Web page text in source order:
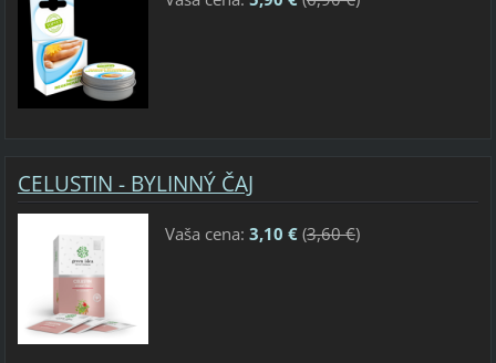
CELUSTIN - BYLINNÝ ČAJ
Vaša cena: 3,10 €(3,60 €)